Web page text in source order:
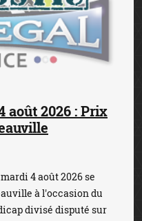
août 2026 : Prix
4 août 2026 se
à l'occasion du
divisé disputé sur